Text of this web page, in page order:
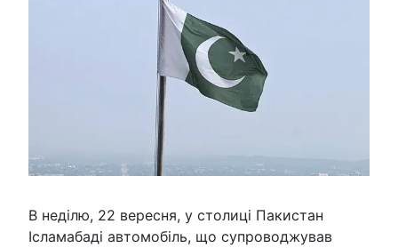
В неділю, 22 вересня, у столиці Пакистан
Ісламабаді автомобіль, що супроводжував